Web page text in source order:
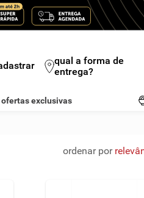
qual a forma de
entrega?
ofertas exclusivas
ordenar por